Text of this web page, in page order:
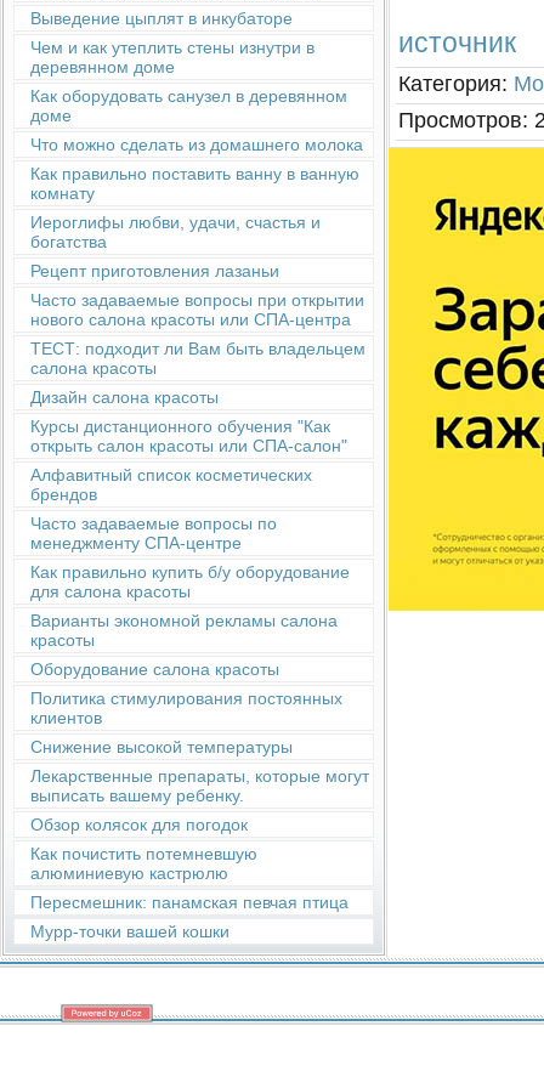
Выведение цыплят в инкубаторе
Чем и как утеплить стены изнутри в
деревянном доме
Как оборудовать санузел в деревянном
доме
Что можно сделать из домашнего молока
Как правильно поставить ванну в ванную
комнату
Иероглифы любви, удачи, счастья и
богатства
Рецепт приготовления лазаньи
Часто задаваемые вопросы при открытии
нового салона красоты или СПА-центра
ТЕСТ: подходит ли Вам быть владельцем
салона красоты
Дизайн салона красоты
Курсы дистанционного обучения "Как
открыть салон красоты или СПА-салон"
Алфавитный список косметических
брендов
Часто задаваемые вопросы по
менеджменту СПА-центре
Как правильно купить б/у оборудование
для салона красоты
Варианты экономной рекламы салона
красоты
Оборудование салона красоты
Политика стимулирования постоянных
клиентов
Снижение высокой температуры
Лекарственные препараты, которые могут
выписать вашему ребенку.
Обзор колясок для погодок
Как почистить потемневшую
алюминиевую кастрюлю
Пересмешник: панамская певчая птица
Мурр-точки вашей кошки
источник
Категория:
Просмотров: